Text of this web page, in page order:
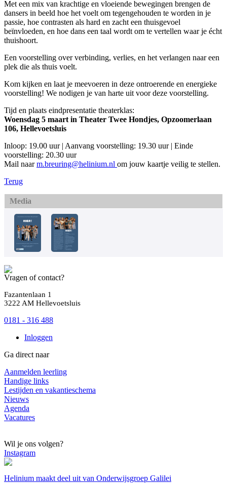
Met een mix van krachtige en vloeiende bewegingen brengen de
dansers in beeld hoe het voelt om tegengehouden te worden in je
passie, hoe contrasten als hard en zacht een thuisgevoel
beïnvloeden, en hoe dans een taal wordt om te vertellen waar je écht
thuishoort.
Een voorstelling over verbinding, verlies, en het verlangen naar een
plek die als thuis voelt.
Kom kijken en laat je meevoeren in deze ontroerende en energieke
voorstelling! We nodigen je van harte uit voor deze voorstelling.
Tijd en plaats eindpresentatie theaterklas:
Woensdag 5 maart in Theater Twee Hondjes, Opzoomerlaan
106, Hellevoetsluis
Inloop: 19.00 uur | Aanvang voorstelling: 19.30 uur | Einde
voorstelling: 20.30 uur
Mail naarm.breuring@helinium.nl om jouw kaartje veilig te stellen.
Terug
Media
Vragen of contact?
Fazantenlaan 1
3222 AM Hellevoetsluis
0181 - 316 488
Inloggen
Ga direct naar
Aanmelden leerling
Handige links
Lestijden en vakantieschema
Nieuws
Agenda
Vacatures
Wil je ons volgen?
Instagram
Helinium maakt deel uit van Onderwijsgroep Galilei